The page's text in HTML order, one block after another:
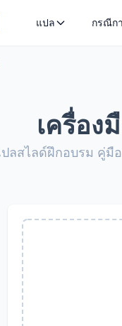
แปล กรณีก
เครื่อง
ลสไลด์ฝึกอบรม คู่มื